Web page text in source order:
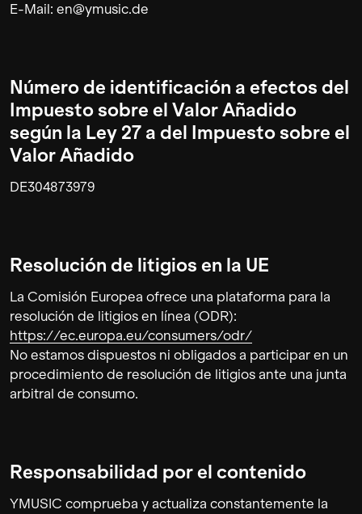
E-Mail: en@ymusic.de
Número de identificación a efectos del
Impuesto sobre el Valor Añadido
según la Ley 27 a del Impuesto sobre el
Valor Añadido
DE304873979
Resolución de litigios en la UE
La Comisión Europea ofrece una plataforma para la
resolución de litigios en línea (ODR):
https://ec.europa.eu/consumers/odr/
No estamos dispuestos ni obligados a participar en un
procedimiento de resolución de litigios ante una junta
arbitral de consumo.
Responsabilidad por el contenido
YMUSIC comprueba y actualiza constantemente la